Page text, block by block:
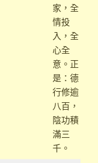
家，全
情投
入，全
心全
意。正
是：德
行修逾
八百，
陰功積
滿三
千。